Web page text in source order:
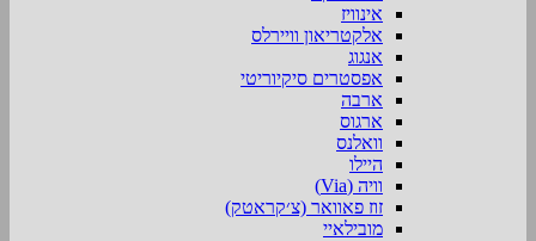
אינוויז
אלקטריאון וויירלס
אנגוג
אפסטרים סיקיוריטי
ארבה
ארגוס
וואלנס
היילו
וויה (Via)
זוז פאוואר (צ׳קראטק)
מובילאיי